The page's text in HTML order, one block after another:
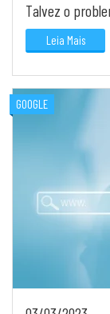
Talvez o
criativo. Vem
estr...
Leia Mais
GOOGLE